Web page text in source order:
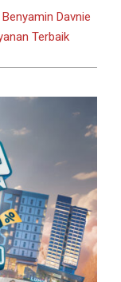
Davnie
Terbaik